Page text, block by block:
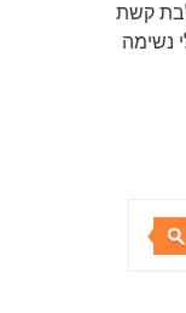
קשת
נשימה